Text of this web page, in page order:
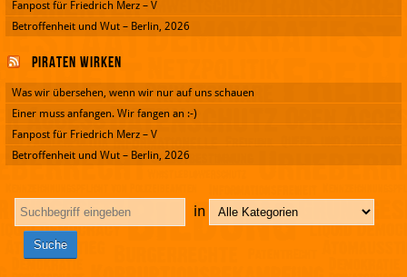
Fanpost für Friedrich Merz – V
Betroffenheit und Wut – Berlin, 2026
Piraten wirken
Was wir übersehen, wenn wir nur auf uns schauen
Einer muss anfangen. Wir fangen an :-)
Fanpost für Friedrich Merz – V
Betroffenheit und Wut – Berlin, 2026
in